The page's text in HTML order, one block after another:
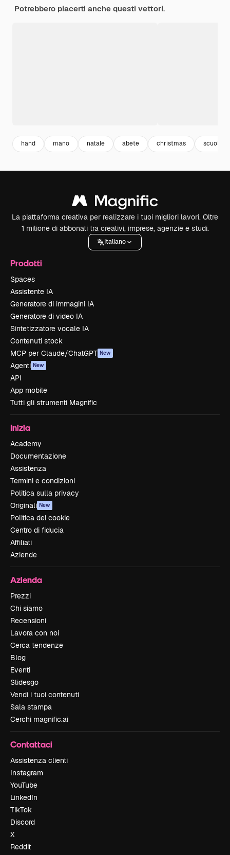
Potrebbero piacerti anche questi vettori.
hand mano natale abete christmas scuola
La piattaforma creativa per realizzare i tuoi migliori lavori. Oltre
1 milione di abbonati tra creativi, imprese, agenzie e studi.
Italiano
Prodotti
Spaces
Assistente IA
Generatore di immagini IA
Generatore di video IA
Sintetizzatore vocale IA
Contenuti stock
MCP per Claude/ChatGPT New
Agenti New
API
App mobile
Tutti gli strumenti Magnific
Inizia
Academy
Documentazione
Assistenza
Termini e condizioni
Politica sulla privacy
Originali New
Politica dei cookie
Centro di fiducia
Affiliati
Aziende
Azienda
Prezzi
Chi siamo
Recensioni
Lavora con noi
Cerca tendenze
Blog
Eventi
Slidesgo
Vendi i tuoi contenuti
Sala stampa
Cerchi magnific.ai
Contattaci
Assistenza clienti
Instagram
YouTube
LinkedIn
TikTok
Discord
X
Reddit